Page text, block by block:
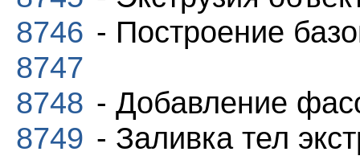
8746 - Построение
8747
8748 - Добавление
8749 - Заливка тел